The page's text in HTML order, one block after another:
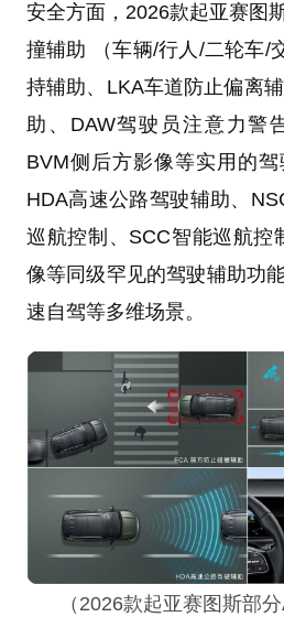
安全方面，2026款起亚赛图
撞辅助 （车辆/行人/二轮车/
持辅助、LKA车道防止偏离
助、DAW驾驶员注意力警
BVM侧后方影像等实用的
HDA高速公路驾驶辅助、
巡航控制、SCC智能巡航控
像等同级罕见的驾驶辅助功
速自驾等多维场景。
（2026款起亚赛图斯部